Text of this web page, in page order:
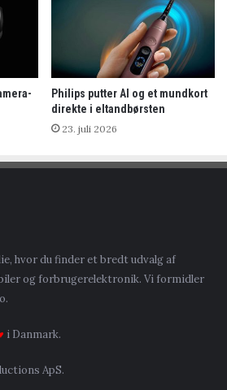
Philips putter AI og et mundkort
direkte i eltandbørsten
23. juli 2026
hvor du finder et bredt udvalg af
og forbrugerelektronik. Vi formidler
i Danmark.
ApS.